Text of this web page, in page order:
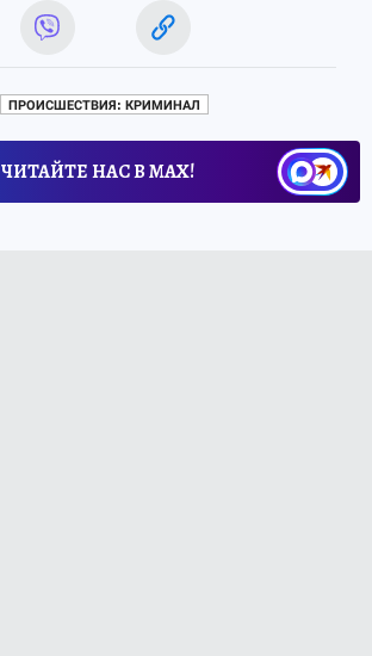
ПРОИСШЕСТВИЯ: КРИМИНАЛ
ЧИТАЙТЕ НАС В МАХ!